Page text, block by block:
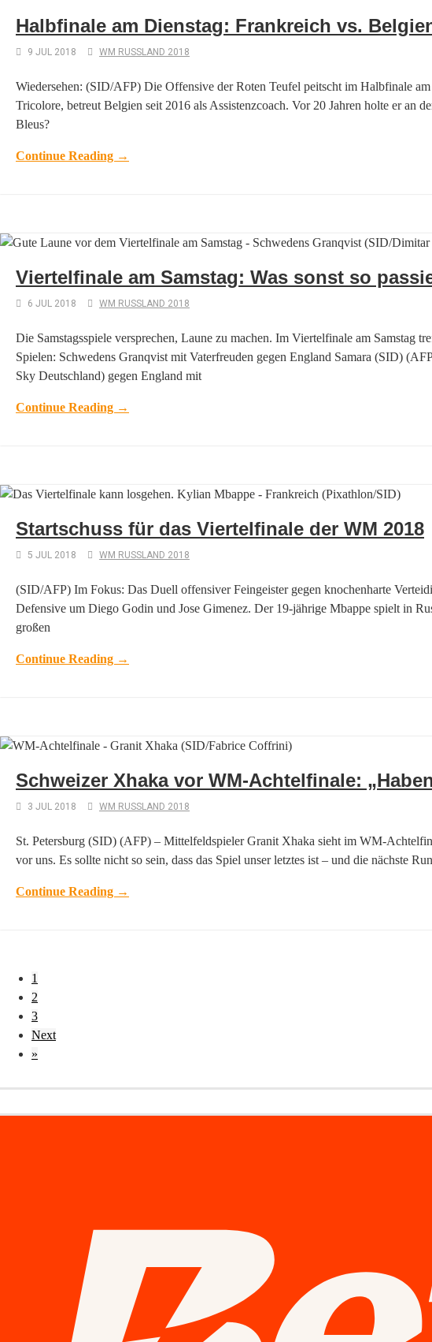
Halbfinale am Dienstag: Frankreich vs.
9 JUL 2018 WM RUSSLAND 2018
Wiedersehen: (SID/AFP) Die Offensive der Roten Teufel peitscht im Halbfinale
Tricolore, betreut Belgien seit 2016 als Assistenzcoach. Vor 20 Jahren holte er an
Bleus?
Continue Reading →
Viertelfinale am Samstag: Was sonst so
6 JUL 2018 WM RUSSLAND 2018
Die Samstagsspiele versprechen, Laune zu machen. Im Viertelfinale am Samstag
Spielen: Schwedens Granqvist mit Vaterfreuden gegen England Samara (SID)
Sky Deutschland) gegen England mit
Continue Reading →
Startschuss für das Viertelfinale der WM 2018
5 JUL 2018 WM RUSSLAND 2018
(SID/AFP) Im Fokus: Das Duell offensiver Feingeister gegen knochenharte
Defensive um Diego Godin und Jose Gimenez. Der 19-jährige Mbappe spielt in
großen
Continue Reading →
Schweizer Xhaka vor WM-Achtelfinale:
3 JUL 2018 WM RUSSLAND 2018
St. Petersburg (SID) (AFP) – Mittelfeldspieler Granit Xhaka sieht im WM-
vor uns. Es sollte nicht so sein, dass das Spiel unser letztes ist – und die nächste
Continue Reading →
1
2
3
Next
»